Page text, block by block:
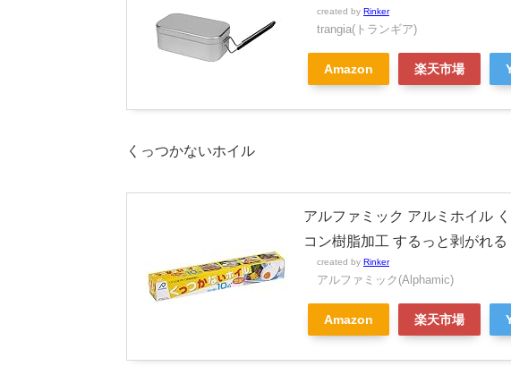
created by Rinker
trangia(トランギア)
Amazon 楽天市場
くっつかないホイル
アルファミック アルミホイル
コン樹脂加工 するっと剥がれる
created by Rinker
アルファミック(Alphamic)
Amazon 楽天市場